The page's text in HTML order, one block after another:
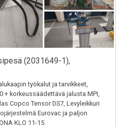
(2031649-1),
työkalut ja tarvikkeet,
+ korkeussäädettävä jalusta MPI,
Copco Tensor DS7, Levyleikkuri
Eurovac ja paljon
KLO 11-15